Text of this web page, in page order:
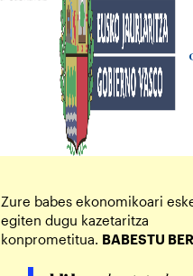
Zure babes ekonomikoari
egiten dugu kazetaritza
konprometitua. BABESTU